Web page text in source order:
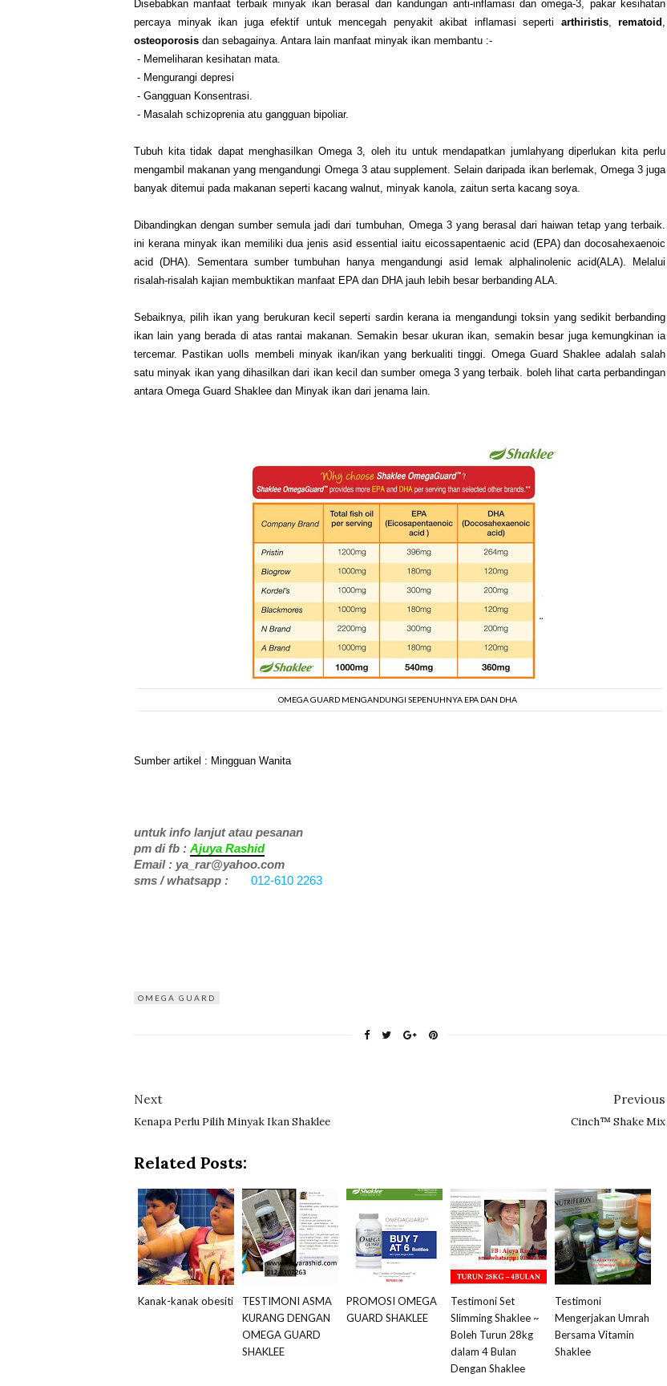
Disebabkan manfaat terbaik minyak ikan berasal dari kandungan anti-inflamasi dan omega-3, pakar kesihatan
percaya minyak ikan juga efektif untuk mencegah penyakit akibat inflamasi seperti arthiristis,rematoid ,
osteoporosis dan sebagainya. Antara lain manfaat minyak ikan membantu :-
- Memeliharan kesihatan mata.
- Mengurangi depresi
- Gangguan Konsentrasi.
- Masalah schizoprenia atu gangguan bipoliar.
Tubuh kita tidak dapat menghasilkan Omega 3, oleh itu untuk mendapatkan jumlahyang diperlukan kita perlu
mengambil makanan yang mengandungi Omega 3 atau supplement. Selain daripada ikan berlemak, Omega 3 juga
banyak ditemui pada makanan seperti kacang walnut, minyak kanola, zaitun serta kacang soya.
Dibandingkan dengan sumber semula jadi dari tumbuhan, Omega 3 yang berasal dari haiwan tetap yang terbaik.
ini kerana minyak ikan memiliki dua jenis asid essential iaitu eicossapentaenic acid (EPA) dan docosahexaenoic
acid (DHA). Sementara sumber tumbuhan hanya mengandungi asid lemak alphalinolenic acid(ALA). Melalui
risalah-risalah kajian membuktikan manfaat EPA dan DHA jauh lebih besar berbanding ALA.
Sebaiknya, pilih ikan yang berukuran kecil seperti sardin kerana ia mengandungi toksin yang sedikit berbanding
ikan lain yang berada di atas rantai makanan. Semakin besar ukuran ikan, semakin besar juga kemungkinan ia
tercemar. Pastikan uolls membeli minyak ikan/ikan yang berkualiti tinggi. Omega Guard Shaklee adalah salah
satu minyak ikan yang dihasilkan dari ikan kecil dan sumber omega 3 yang terbaik. boleh lihat carta perbandingan
antara Omega Guard Shaklee dan Minyak ikan dari jenama lain.
OMEGA GUARD MENGANDUNGI SEPENUHNYA EPA DAN DHA
Sumber artikel : Mingguan Wanita
untuk info lanjut atau pesanan
pm di fb : Ajuya Rashid
Email : ya_rar@yahoo.com
sms / whatsapp :
012-610 2263
OMEGA GUARD
Next
Kenapa Perlu Pilih Minyak Ikan Shaklee
Previous
Cinch™ Shake Mix
Related Posts:
Kanak-kanak obesiti
TESTIMONI ASMA
KURANG DENGAN
OMEGA GUARD
SHAKLEE
PROMOSI OMEGA
GUARD SHAKLEE
Testimoni Set
Slimming Shaklee ~
Boleh Turun 28kg
dalam 4 Bulan
Dengan Shaklee
Testimoni
Mengerjakan Umrah
Bersama Vitamin
Shaklee